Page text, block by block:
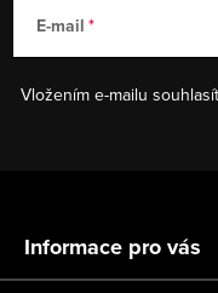
E-mail
Vložením e-mailu
p
Informace pro vás